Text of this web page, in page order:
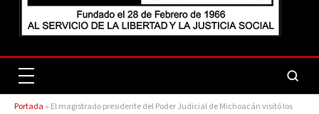
Portada » El magistrado presidente del Poder Judicial de Michoacán visitó los